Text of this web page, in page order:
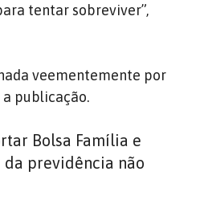
tentar sobreviver”,
veementemente por
publicação.
Bolsa Família e
da previdência não